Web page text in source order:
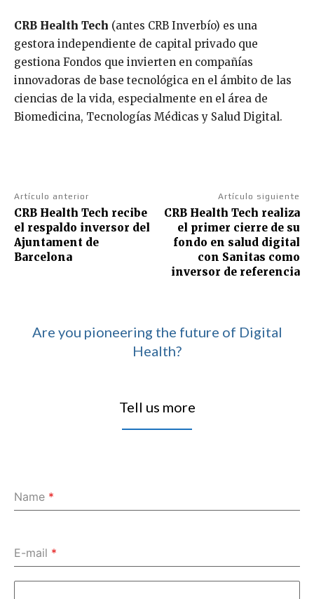
CRB Health Tech (antes CRB Inverbío) es una
gestora independiente de capital privado que
gestiona Fondos que invierten en compañías
innovadoras de base tecnológica en el ámbito de las
ciencias de la vida, especialmente en el área de
Biomedicina, Tecnologías Médicas y Salud Digital.
Artículo anterior
CRB Health Tech recibe
el respaldo inversor del
Ajuntament de
Barcelona
Artículo siguiente
CRB Health Tech realiza
el primer cierre de su
fondo en salud digital
con Sanitas como
inversor de referencia
Are you pioneering the future of Digital
Health?
Tell us more
Name *
E-mail *